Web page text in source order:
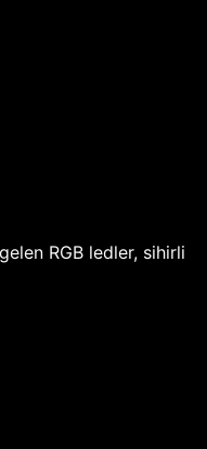
RGB ledler, sihirli